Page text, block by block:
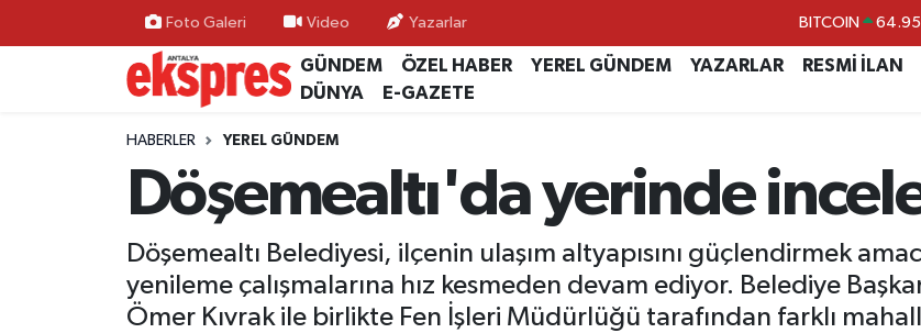
Foto Galeri Video Yazarlar DOLAR
EURO
BİST100
BITCOIN
GÜNDEM ÖZEL HABER YEREL GÜNDEM YAZARLAR RESMİ İLAN
DÜNYA
E-GAZETE
HABERLER YEREL GÜNDEM
Döşemealtı'da yerinde
Döşemealtı Belediyesi, ilçenin ulaşım altyapısını güçlendirmek
yenileme çalışmalarına hız kesmeden devam ediyor. Belediye
Ömer Kıvrak ile birlikte Fen İşleri Müdürlüğü tarafından farklı
ÖZEL HABER
GÜNDEM
YEREL GÜNDEM
EKONOMİ
KÜLTÜR - SANAT
Nöbetçi Eczaneler
Hava Durumu
Trafik Durumu
Süper Lig Puan Durumu ve Fikstür
Tüm Manşetler